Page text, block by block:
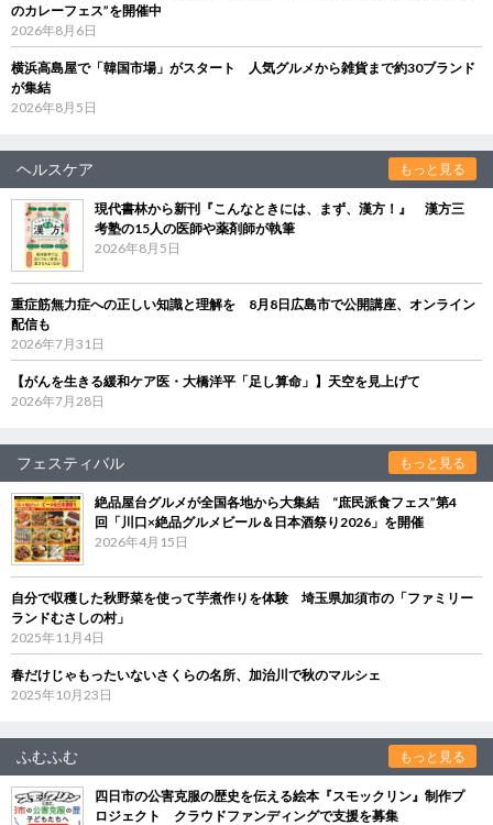
のカレーフェス”を開催中
2026年8月6日
横浜高島屋で「韓国市場」がスタート 人気グルメから雑貨まで約30ブランド
が集結
2026年8月5日
ヘルスケア もっと見る
現代書林から新刊『こんなときには、まず、漢方！』 漢方三
考塾の15人の医師や薬剤師が執筆
2026年8月5日
重症筋無力症への正しい知識と理解を 8月8日広島市で公開講座、オンライン
配信も
2026年7月31日
【がんを生きる緩和ケア医・大橋洋平「足し算命」】天空を見上げて
2026年7月28日
フェスティバル もっと見る
絶品屋台グルメが全国各地から大集結 “庶民派食フェス”第4
回「川口×絶品グルメビール＆日本酒祭り2026」を開催
2026年4月15日
自分で収穫した秋野菜を使って芋煮作りを体験 埼玉県加須市の「ファミリー
ランドむさしの村」
2025年11月4日
春だけじゃもったいないさくらの名所、加治川で秋のマルシェ
2025年10月23日
ふむふむ もっと見る
四日市の公害克服の歴史を伝える絵本『スモックリン』制作プ
ロジェクト クラウドファンディングで支援を募集